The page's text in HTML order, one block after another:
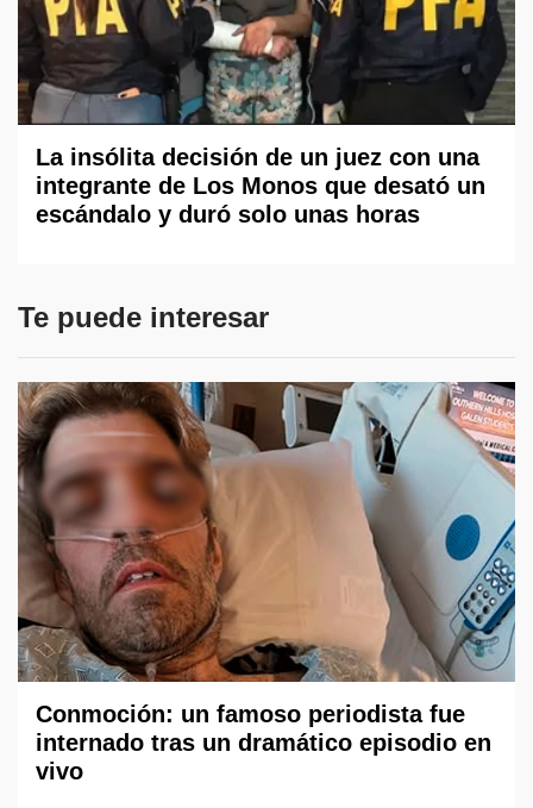
La insólita decisión de un juez con una
integrante de Los Monos que desató un
escándalo y duró solo unas horas
Te puede interesar
Conmoción: un famoso periodista fue
internado tras un dramático episodio en
vivo